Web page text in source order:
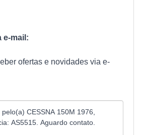
e-mail:
ofertas e novidades via e-